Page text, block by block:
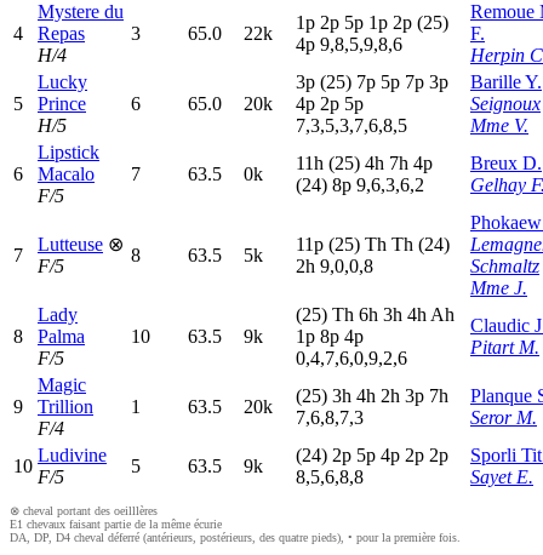
4
Mystere du
Repas
H/4
3 65.0 22k
1p 2p 5p 1p 2p (25)
4p 9,8,5,9,8,6
Remoue
F.
Herpin
5
Lucky
Prince
H/5
6 65.0 20k
3p (25) 7p 5p 7p 3p
4p 2p 5p
7,3,5,3,7,6,8,5
Barille Y.
Seignoux
Mme V.
6
Lipstick
Macalo
F/5
7 63.5 0k
11h (25) 4h 7h 4p
(24) 8p 9,6,3,6,2
Breux D.
Gelhay
7
Lutteuse ⊗
F/5
8 63.5 5k
11p (25) Th Th (24)
2h 9,0,0,8
Phokaew
Schmaltz
Mme J.
8
Lady
Palma
F/5
10 63.5 9k
(25) Th 6h 3h 4h Ah
1p 8p 4p
0,4,7,6,0,9,2,6
Claudic
Pitart M.
9
Magic
Trillion
F/4
1 63.5 20k
(25) 3h 4h 2h 3p 7h
7,6,8,7,3
Planque
Seror M.
10
Ludivine
F/5
5 63.5 9k
(24) 2p 5p 4p 2p 2p
8,5,6,8,8
Sporli
Sayet E.
⊗ cheval portant des oeilllères
E1 chevaux faisant partie de la même écurie
DA, DP, D4 cheval déferré (antérieurs, postérieurs, des quatre pieds), • pour la première fois.